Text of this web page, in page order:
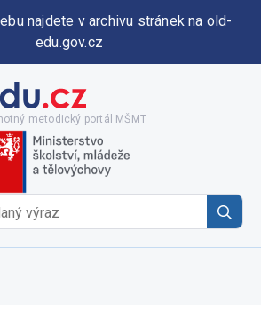
najdete v archivu stránek na old-
edu.gov.cz
metodický portál MŠMT